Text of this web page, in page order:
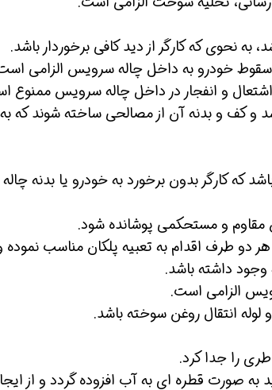
نحوی که کارگر از دید کافی برخوردار باشد.
خودرو به داخل چاله سرویس الزامی
اشتعال و انفجار در داخل چاله سرویس ممنوع
و کف و بدنه آن از مصالحی ساخته شوند که به
که کارگر بدون برخورد به خودرو یا بدنه چاله
مقاوم و مستحکمی پوشانده شود.
دو طرف اقدام به تعبیه پلکان مناسب نموده
وجود داشته باشد.
الزامی است.
انتقال روغن سوخته باشد.
را جدا کرد.
به صورت قطره ای به آب افزوده گردد و از